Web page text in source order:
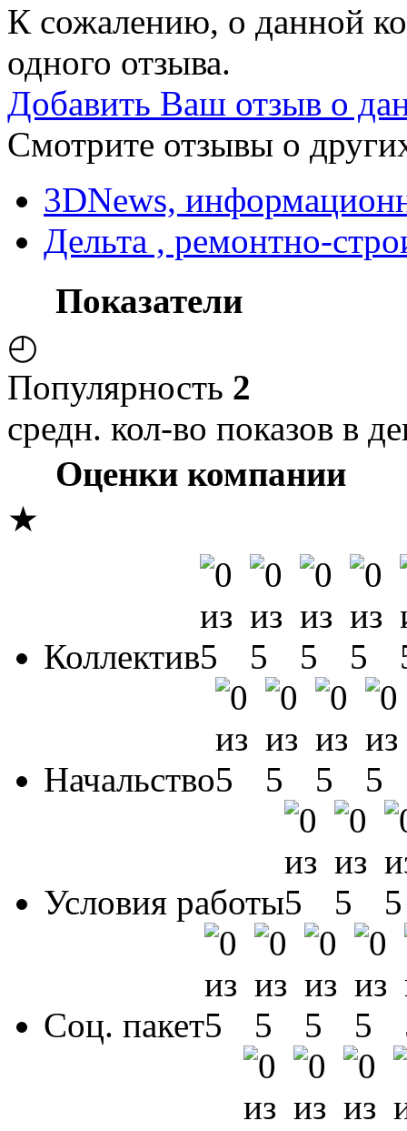
К сожалению, о данной
одного отзыва.
Добавить Ваш отзыв о
Смотрите отзывы о
3DNews,
Дельта , ремонтно-
Показатели
◴
Популярность 2
средн. кол-во показов в
Оценки компании
★
Коллектив
Начальство
Условия работы
Соц. пакет